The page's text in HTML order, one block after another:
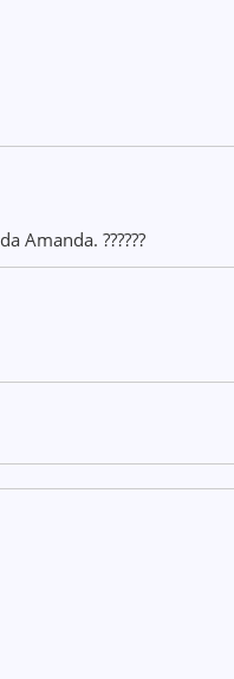
Amanda. ??????